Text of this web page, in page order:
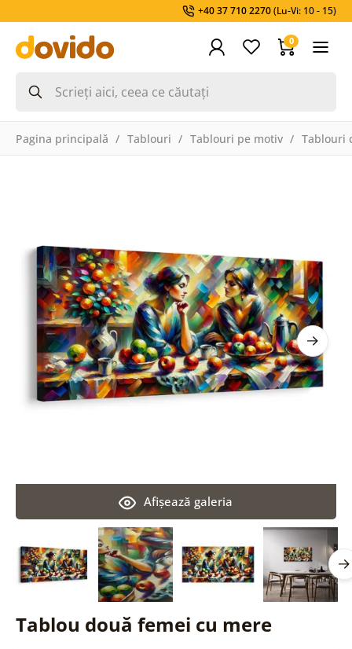
+40 37 710 2270(Lu-Vi: 10 - 15)
0
Pagina principală Tablouri Tablouri pe motiv Tablouri
Tablou două femei cu mere
Afişează galeria